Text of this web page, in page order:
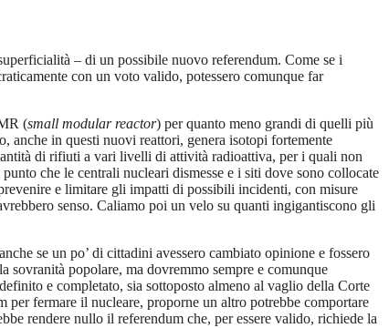
– di un possibile nuovo referendum. Come se i
con un voto valido, potessero comunque far
(small modular reactor) per quanto meno grandi di quelli più
anche in questi nuovi reattori, genera isotopi fortemente
di rifiuti a vari livelli di attività radioattiva, per i quali non
che le centrali nucleari dismesse e i siti dove sono collocate
e limitare gli impatti di possibili incidenti, con misure
senso. Caliamo poi un velo su quanti ingigantiscono gli
se un po’ di cittadini avessero cambiato opinione e fossero
sovranità popolare, ma dovremmo sempre e comunque
e completato, sia sottoposto almeno al vaglio della Corte
fermare il nucleare, proporne un altro potrebbe comportare
rendere nullo il referendum che, per essere valido, richiede la